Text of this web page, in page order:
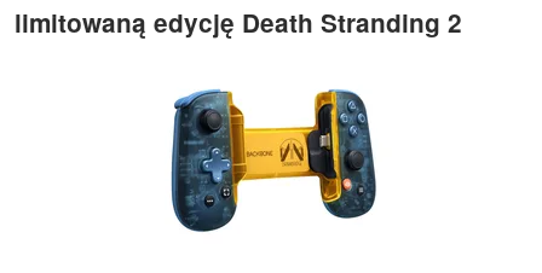
limitowaną edycję Death Stranding 2